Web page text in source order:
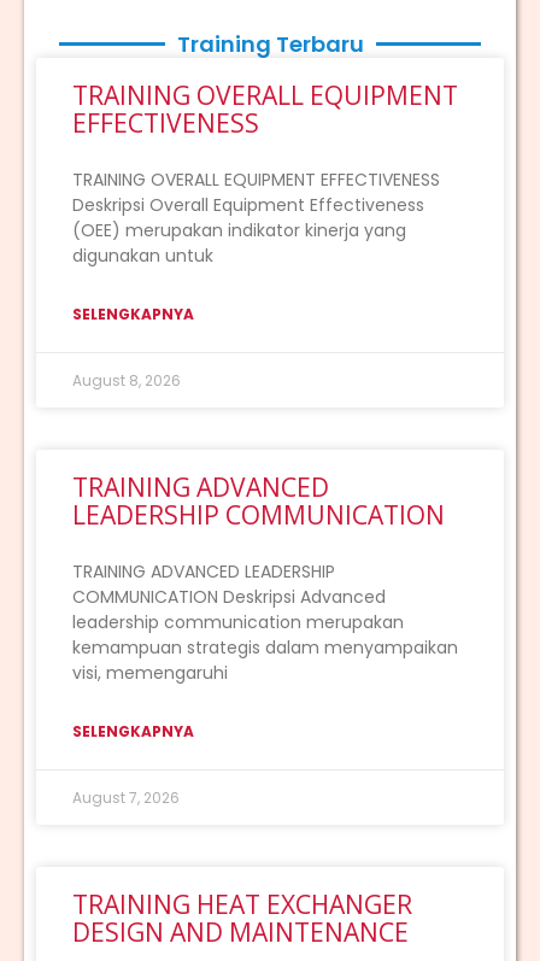
Training Terbaru
TRAINING OVERALL EQUIPMENT
EFFECTIVENESS
TRAINING OVERALL EQUIPMENT EFFECTIVENESS
Deskripsi Overall Equipment Effectiveness
(OEE) merupakan indikator kinerja yang
digunakan untuk
SELENGKAPNYA
August 8, 2026
TRAINING ADVANCED
LEADERSHIP COMMUNICATION
TRAINING ADVANCED LEADERSHIP
COMMUNICATION Deskripsi Advanced
leadership communication merupakan
kemampuan strategis dalam menyampaikan
visi, memengaruhi
SELENGKAPNYA
August 7, 2026
TRAINING HEAT EXCHANGER
DESIGN AND MAINTENANCE